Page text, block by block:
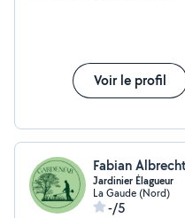
Voir le profil
Fabian
Jardinier Élagueur
La Gaude (Nord)
-/5